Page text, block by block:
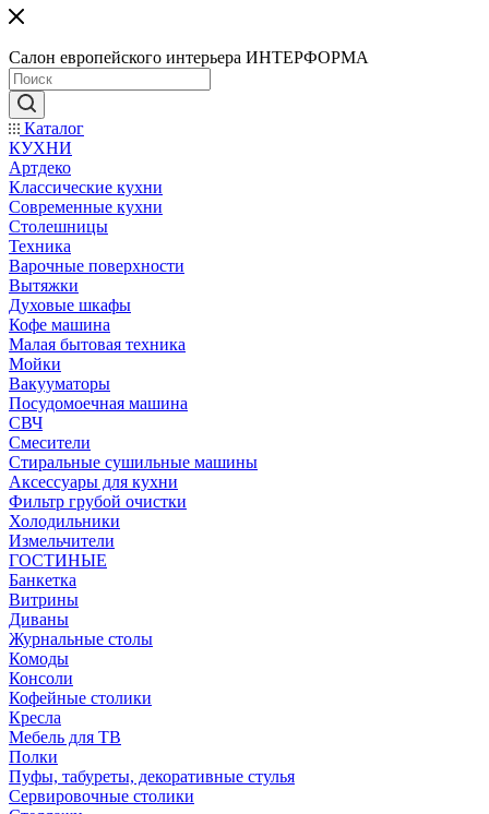
Салон европейского интерьера ИНТЕРФОРМА
Каталог
КУХНИ
Артдеко
Классические кухни
Современные кухни
Столешницы
Техника
Варочные поверхности
Вытяжки
Духовые шкафы
Кофе машина
Малая бытовая техника
Мойки
Вакууматоры
Посудомоечная машина
СВЧ
Смесители
Стиральные сушильные машины
Аксессуары для кухни
Фильтр грубой очистки
Холодильники
Измельчители
ГОСТИНЫЕ
Банкетка
Витрины
Диваны
Журнальные столы
Комоды
Консоли
Кофейные столики
Кресла
Мебель для ТВ
Полки
Пуфы, табуреты, декоративные стулья
Сервировочные столики